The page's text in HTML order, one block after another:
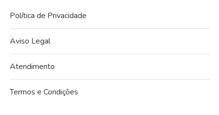
Política de Privacidade
Aviso Legal
Atendimento
Termos e Condições